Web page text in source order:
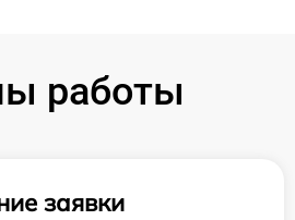
работы
заявки